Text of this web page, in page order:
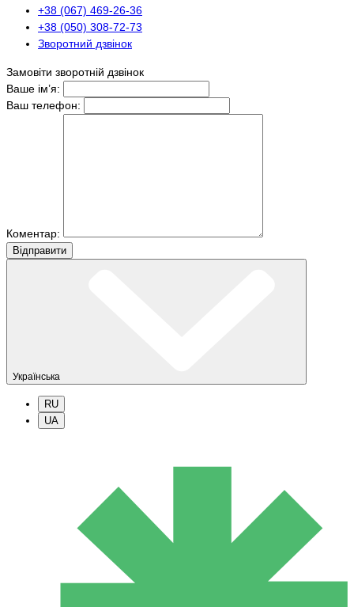
+38 (067) 469-26-36
+38 (050) 308-72-73
Зворотний дзвінок
Замовіти зворотній дзвінок
Ваше ім’я:
Ваш телефон:
Коментар:
Вiдправити
Українська
RU
UA